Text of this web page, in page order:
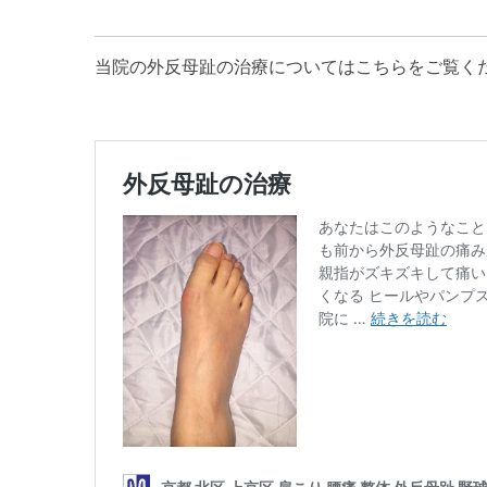
当院の外反母趾の治療についてはこちらをご覧く